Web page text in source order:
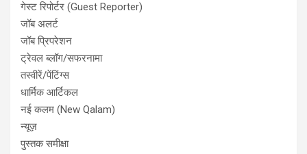
गेस्ट रिपोर्टर (Guest Reporter)
जॉब अलर्ट
जॉब प्रिपरेशन
ट्रेवल ब्लॉग/सफरनामा
तस्वीरें/पेंटिंग्स
धार्मिक आर्टिकल
नई कलम (New Qalam)
न्यूज़
पुस्तक समीक्षा